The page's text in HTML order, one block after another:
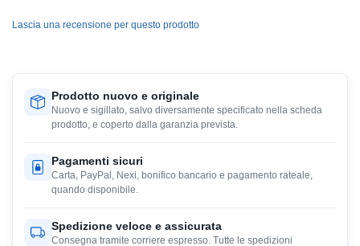
Lascia una recensione per questo prodotto
Prodotto nuovo e originale
Nuovo e sigillato, salvo diversamente specificato nella scheda
prodotto, e coperto dalla garanzia prevista.
Pagamenti sicuri
Carta, PayPal, Nexi, bonifico bancario e pagamento rateale,
quando disponibile.
Spedizione veloce e assicurata
Consegna tramite corriere espresso. Tutte le spedizioni